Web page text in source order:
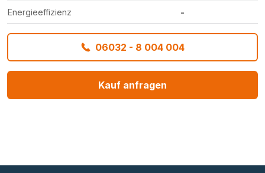
Energieeffizienz -
06032 - 8 004 004
Kauf anfragen